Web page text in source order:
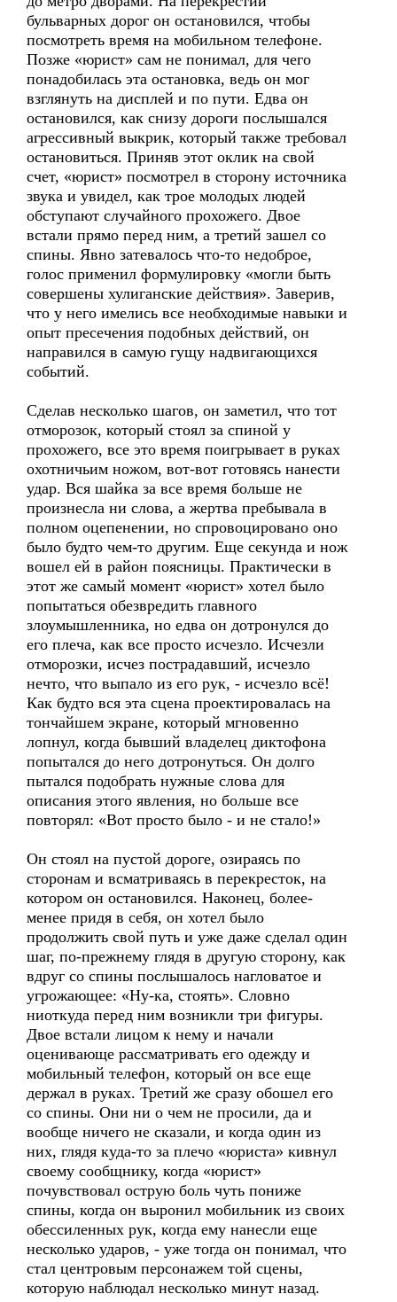
бульварных дорог он остановился, чтобы
посмотреть время на мобильном телефоне.
Позже «юрист» сам не понимал, для чего
понадобилась эта остановка, ведь он мог
взглянуть на дисплей и по пути. Едва он
остановился, как снизу дороги послышался
агрессивный выкрик, который также требовал
остановиться. Приняв этот оклик на свой
счет, «юрист» посмотрел в сторону источника
звука и увидел, как трое молодых людей
обступают случайного прохожего. Двое
встали прямо перед ним, а третий зашел со
спины. Явно затевалось что-то недоброе,
голос применил формулировку «могли быть
совершены хулиганские действия». Заверив,
что у него имелись все необходимые навыки и
опыт пресечения подобных действий, он
направился в самую гущу надвигающихся
событий.
Сделав несколько шагов, он заметил, что тот
отморозок, который стоял за спиной у
прохожего, все это время поигрывает в руках
охотничьим ножом, вот-вот готовясь нанести
удар. Вся шайка за все время больше не
произнесла ни слова, а жертва пребывала в
полном оцепенении, но спровоцировано оно
было будто чем-то другим. Еще секунда и нож
вошел ей в район поясницы. Практически в
этот же самый момент «юрист» хотел было
попытаться обезвредить главного
злоумышленника, но едва он дотронулся до
его плеча, как все просто исчезло. Исчезли
отморозки, исчез пострадавший, исчезло
нечто, что выпало из его рук, - исчезло всё!
Как будто вся эта сцена проектировалась на
тончайшем экране, который мгновенно
лопнул, когда бывший владелец диктофона
попытался до него дотронуться. Он долго
пытался подобрать нужные слова для
описания этого явления, но больше все
повторял: «Вот просто было - и не стало!»
Он стоял на пустой дороге, озираясь по
сторонам и всматриваясь в перекресток, на
котором он остановился. Наконец, более-
менее придя в себя, он хотел было
продолжить свой путь и уже даже сделал один
шаг, по-прежнему глядя в другую сторону, как
вдруг со спины послышалось нагловатое и
угрожающее: «Ну-ка, стоять». Словно
ниоткуда перед ним возникли три фигуры.
Двое встали лицом к нему и начали
оценивающе рассматривать его одежду и
мобильный телефон, который он все еще
держал в руках. Третий же сразу обошел его
со спины. Они ни о чем не просили, да и
вообще ничего не сказали, и когда один из
них, глядя куда-то за плечо «юриста» кивнул
своему сообщнику, когда «юрист»
почувствовал острую боль чуть пониже
спины, когда он выронил мобильник из своих
обессиленных рук, когда ему нанесли еще
несколько ударов, - уже тогда он понимал, что
стал центровым персонажем той сцены,
которую наблюдал несколько минут назад.